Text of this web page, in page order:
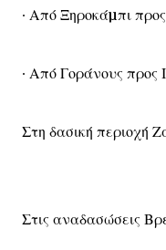
∙ Από Ξηροκάµπι
∙ Από Γοράνους προς
Στη δασική περιοχή
Στις αναδασώσεις